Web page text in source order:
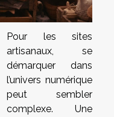
Pour les sites
artisanaux, se
démarquer dans
l’univers numérique
peut sembler
complexe. Une